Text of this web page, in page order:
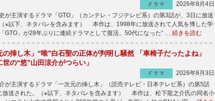
ドラマ
2026年8月4日
が主演するドラマ「GTO」（カンテレ・フジテレビ系）の第3話が、3日に放送
※以下、ネタバレを含みます） 本作は、1998年に放送されて人気を博した学
GTO」が28年ぶりに連続ドラマとして復活。50代になった“ … 続きを読む
の挿し木」“唯”白石聖の正体が判明し騒然 「車椅子だったよね」
世の“悠”山田涼介がつらい」
ドラマ
2026年8月3日
が主演するドラマ「一次元の挿し木」（読売テレビ・日本テレビ系）の第5話
放送された。（※以下、ネタバレを含みます） 本作は、松下龍之介氏の同名小